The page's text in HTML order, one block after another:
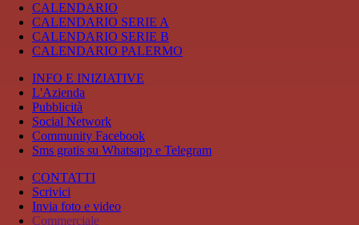
CALENDARIO
CALENDARIO SERIE A
CALENDARIO SERIE B
CALENDARIO PALERMO
INFO E INIZIATIVE
L'Azienda
Pubblicità
Social Network
Community Facebook
Sms gratis su Whatsapp e Telegram
CONTATTI
Scrivici
Invia foto e video
Commerciale